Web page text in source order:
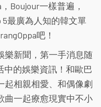
Boujour一樣普遍，
5最廣為人知的韓文單
吧！
樂新聞，第一手消息随
中的娛樂資訊！和歐巴
起相親相愛、和偶像劇
曲一起療愈現實中不小